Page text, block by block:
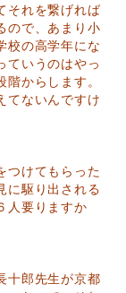
それを繋げれば
ので、あまり小
校の高学年にな
ていうのはやっ
からします。
てないんですけ
つけてもらった
に駆り出される
人要りますか
十郎先生が京都